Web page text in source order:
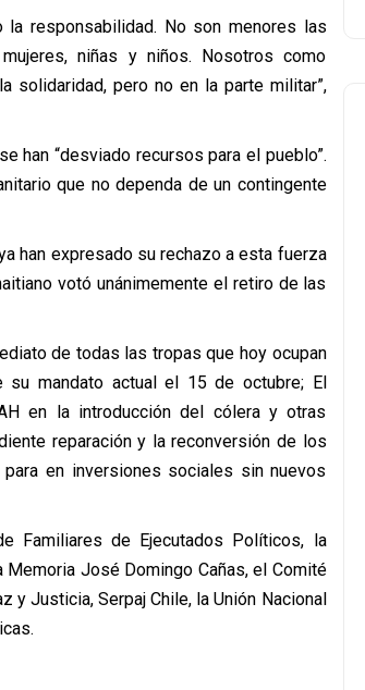
la responsabilidad. No son menores las
niñas y niños. Nosotros como
solidaridad, pero no en la parte militar”,
han “desviado recursos para el pueblo”.
que no dependa de un contingente
han expresado su rechazo a esta fuerza
votó unánimemente el retiro de las
de todas las tropas que hoy ocupan
su mandato actual el 15 de octubre; El
en la introducción del cólera y otras
reparación y la reconversión de los
en inversiones sociales sin nuevos
Familiares de Ejecutados Políticos, la
José Domingo Cañas, el Comité
y Justicia, Serpaj Chile, la Unión Nacional